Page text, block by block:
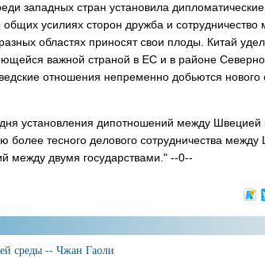
западных стран установила
усилиях сторон дружба и сотрудничество
областях приносят свои плоды. Китай
важной страной в ЕС и в районе
отношения непременно добьются
установления дипотношений между
тесного делового сотрудничества
между двумя государствами." --0--
среды -- Чжан Гаоли